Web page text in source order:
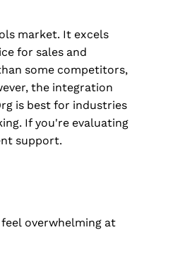
market. It excels
for sales and
some competitors,
the integration
is best for industries
If you're evaluating
support.
overwhelming at